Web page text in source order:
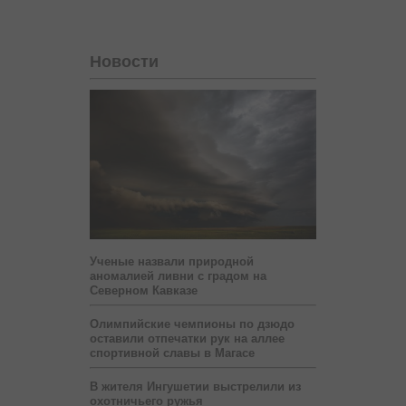
Новости
Ученые назвали природной
аномалией ливни с градом на
Северном Кавказе
Олимпийские чемпионы по дзюдо
оставили отпечатки рук на аллее
спортивной славы в Магасе
В жителя Ингушетии выстрелили из
охотничьего ружья